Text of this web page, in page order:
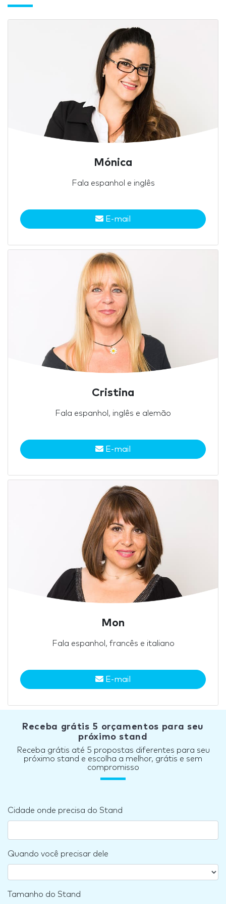
Mónica
Fala espanhol e inglês
E-mail
Cristina
Fala espanhol, inglês e alemão
E-mail
Mon
Fala espanhol, francês e italiano
E-mail
Receba grátis 5 orçamentos para seu
próximo stand
Receba grátis até 5 propostas diferentes para seu
próximo stand e escolha a melhor, grátis e sem
compromisso
Cidade onde precisa do Stand
Quando você precisar dele
Tamanho do Stand